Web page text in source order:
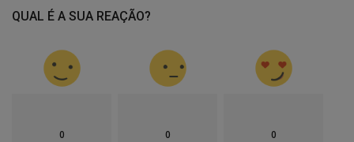
QUAL É A SUA REAÇÃO?
0 0 0